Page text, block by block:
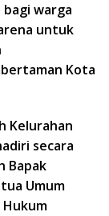
warga
untuk
Kota
Kelurahan
secara
Bapak
Umum
Hukum